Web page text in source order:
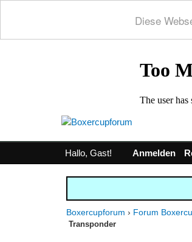
Diese
Hallo, Gast! Anmelden
Boxercupforum › Forum
Transponder